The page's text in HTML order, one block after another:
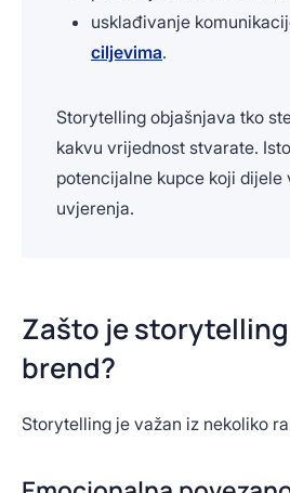
usklađivanje
ciljevima.
Storytelling objašnjava tko
kakvu vrijednost stvarate.
potencijalne kupce koji dijele
uvjerenja.
Zašto je storytelling
brend?
Storytelling je važan iz nekoliko